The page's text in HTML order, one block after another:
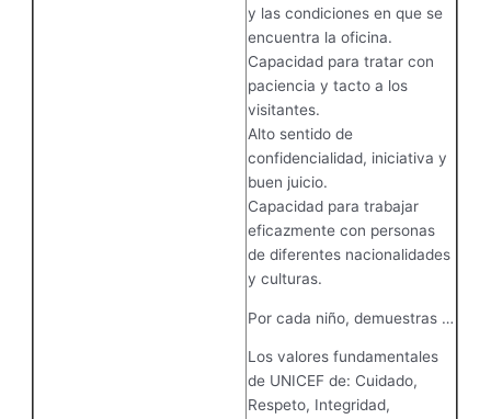
y las condiciones en que se
encuentra la oficina.
Capacidad para tratar con
paciencia y tacto a los
visitantes.
Alto sentido de
confidencialidad, iniciativa y
buen juicio.
Capacidad para trabajar
eficazmente con personas
de diferentes nacionalidades
y culturas.
Por cada niño, demuestras …
Los valores fundamentales
de UNICEF de: Cuidado,
Respeto, Integridad,